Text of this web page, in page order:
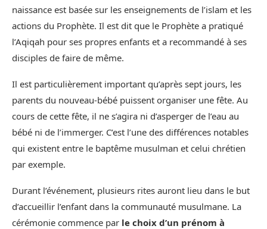
naissance est basée sur les enseignements de l’islam et les
actions du Prophète. Il est dit que le Prophète a pratiqué
l’Aqiqah pour ses propres enfants et a recommandé à ses
disciples de faire de même.
Il est particulièrement important qu’après sept jours, les
parents du nouveau-bébé puissent organiser une fête. Au
cours de cette fête, il ne s’agira ni d’asperger de l’eau au
bébé ni de l’immerger. C’est l’une des différences notables
qui existent entre le baptême musulman et celui chrétien
par exemple.
Durant l’événement, plusieurs rites auront lieu dans le but
d’accueillir l’enfant dans la communauté musulmane. La
cérémonie commence par le choix d’un prénom à